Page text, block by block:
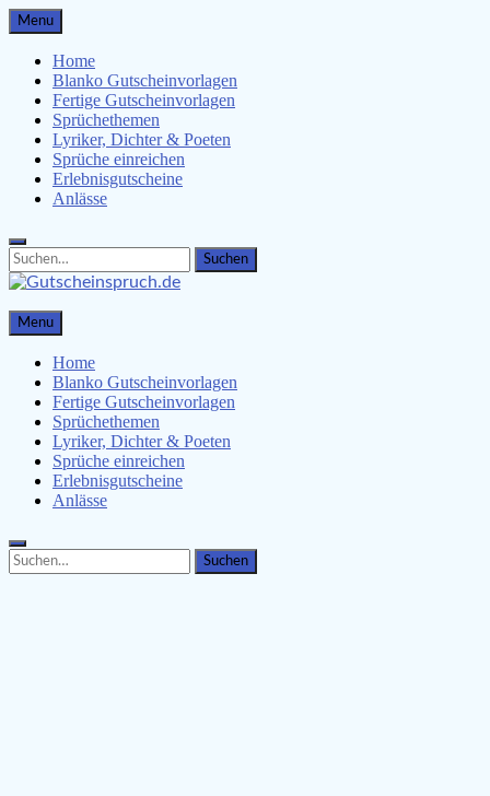
Skip
to
content
Menu
Home
Blanko Gutscheinvorlagen
Fertige Gutscheinvorlagen
Sprüchethemen
Lyriker, Dichter & Poeten
Sprüche einreichen
Erlebnisgutscheine
Anlässe
Search
for:
Search
Gutscheinspruch.de
Gutscheinsprüche & Gutscheinvorlagen finden
Menu
Home
Blanko Gutscheinvorlagen
Fertige Gutscheinvorlagen
Sprüchethemen
Lyriker, Dichter & Poeten
Sprüche einreichen
Erlebnisgutscheine
Anlässe
Search
for:
Search